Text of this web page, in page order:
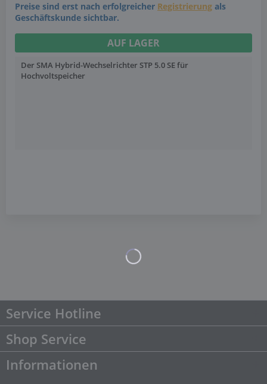
Preise sind erst nach erfolgreicher Registrierung als
Geschäftskunde sichtbar.
AUF LAGER
Der SMA Hybrid-Wechselrichter STP 5.0 SE für
Hochvoltspeicher
Service Hotline
Shop Service
Informationen